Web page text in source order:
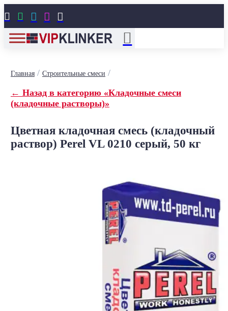
    
Главная/ Строительные смеси /
← Назад в категорию «Кладочные смеси
(кладочные растворы)»
Цветная кладочная смесь (кладочный
раствор) Perel VL 0210 серый, 50 кг